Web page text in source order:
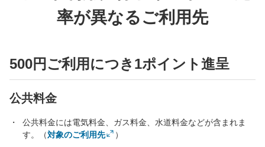
率が異なるご利用先
500円ご利用につき1ポイント進呈
公共料金
公共料金には電気料金、ガス料金、水道料金などが含まれま
す。（対象のご利用先 ）